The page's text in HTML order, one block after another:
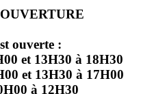
ouverte :
et 13H30 à 18H30
et 13H30 à 17H00
à 12H30